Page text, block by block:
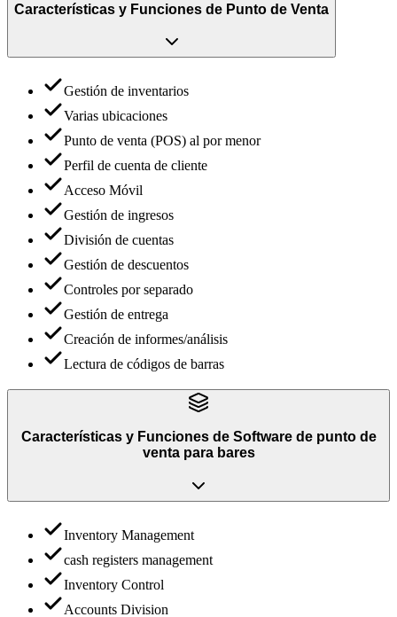
Características y Funciones de Punto de Venta
Gestión de inventarios
Varias ubicaciones
Punto de venta (POS) al por menor
Perfil de cuenta de cliente
Acceso Móvil
Gestión de ingresos
División de cuentas
Gestión de descuentos
Controles por separado
Gestión de entrega
Creación de informes/análisis
Lectura de códigos de barras
Características y Funciones de Software de punto de
venta para bares
Inventory Management
cash registers management
Inventory Control
Accounts Division